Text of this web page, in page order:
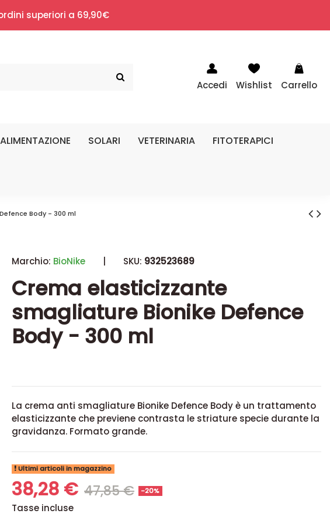
superiori a 69,90€
Accedi Wishlist Carrello
SOLARI VETERINARIA FITOTERAPICI
Body - 300 ml
Marchio: BioNike | SKU: 932523689
Crema elasticizzante
smagliature Bionike Defence
Body - 300 ml
La crema anti smagliature Bionike Defence Body è un trattamento
elasticizzante che previene contrasta le striature specie durante la
gravidanza. Formato grande.
Ultimi articoli in magazzino
38,28 € 47,85 € -20%
Tasse incluse